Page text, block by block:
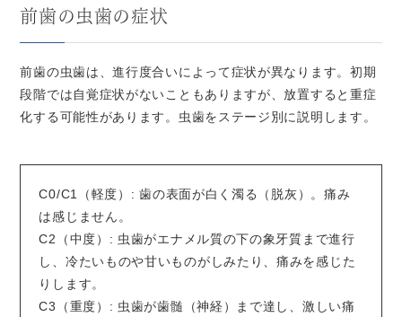
前歯の虫歯の症状
前歯の虫歯は、進行度合いによって症状が異なります。初期
段階では自覚症状がないこともありますが、放置すると重症
化する可能性があります。虫歯をステージ別に説明します。
C0/C1（軽度）: 歯の表面が白く濁る（脱灰）。痛み
は感じません。
C2（中度）: 虫歯がエナメル質の下の象牙質まで進行
し、冷たいものや甘いものがしみたり、痛みを感じた
りします。
C3（重度）: 虫歯が歯髄（神経）まで達し、激しい痛